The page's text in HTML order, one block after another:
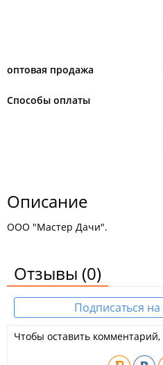
оптовая продажа
Способы оплаты
Описание
ООО "Мастер Дачи".
Отзывы (0)
Подписаться
Чтобы оставить комментарий,